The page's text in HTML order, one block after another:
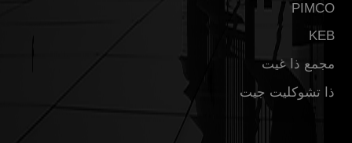
PIMCO
KEB
مجمع ذا غيت
ذا تشوكليت جيت